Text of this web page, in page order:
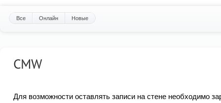
Все Онлайн Новые
CMW
Для возможности оставлять записи на стене необходимо